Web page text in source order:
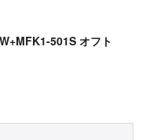
501S オフト